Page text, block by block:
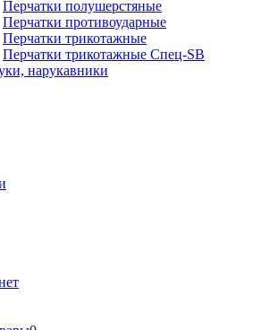
Перчатки полушерстяные
Перчатки противоударные
Перчатки трикотажные
Перчатки трикотажные Спец-SB
нарукавники